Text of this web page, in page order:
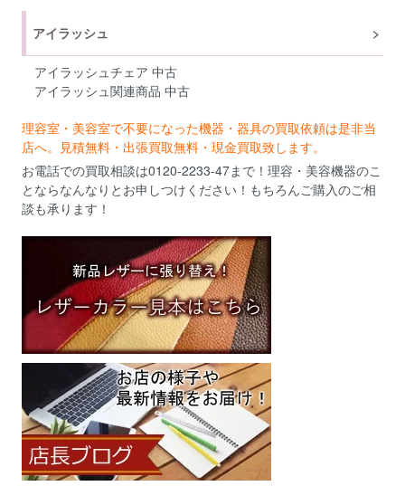
アイラッシュ
アイラッシュチェア 中古
アイラッシュ関連商品 中古
理容室・美容室で不要になった機器・器具の買取依頼は是非当
店へ。見積無料・出張買取無料・現金買取致します。
お電話での買取相談は0120-2233-47まで！理容・美容機器のこ
とならなんなりとお申しつけください！もちろんご購入のご相
談も承ります！